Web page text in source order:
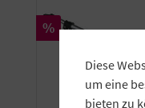
Rabatt
%
Diese
um eine
bieten zu